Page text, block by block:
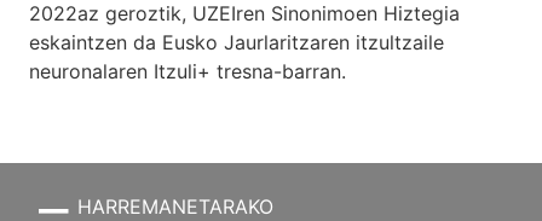
2022az geroztik, UZEIren Sinonimoen Hiztegia
eskaintzen da Eusko Jaurlaritzaren itzultzaile
neuronalaren Itzuli+ tresna-barran.
HARREMANETARAKO